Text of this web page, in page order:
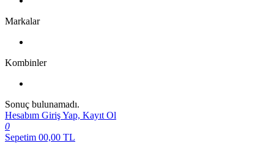
Markalar
Kombinler
Sonuç bulunamadı.
Hesabım Giriş Yap, Kayıt Ol
0
Sepetim 00,00 TL